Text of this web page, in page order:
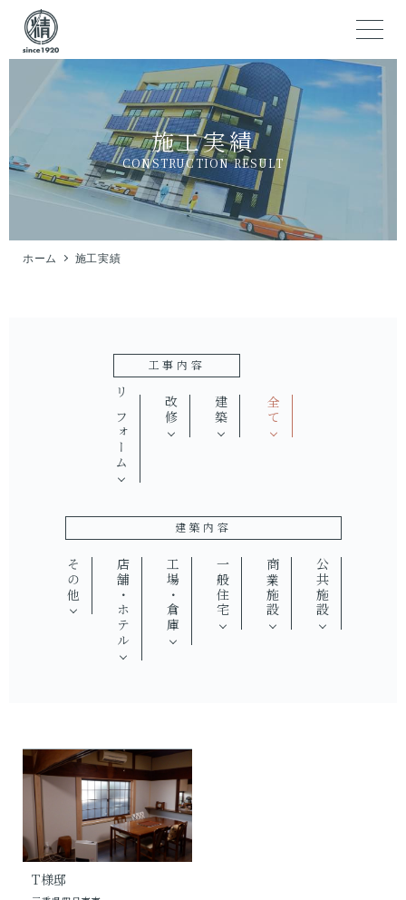
施工実績
CONSTRUCTION RESULT
ホーム 施工実績
建築内容
公共施設
商業施設
一般住宅
工場・倉庫
店舗・ホテル
その他
工事内容
建築
改修
リフォーム 全て
T様邸